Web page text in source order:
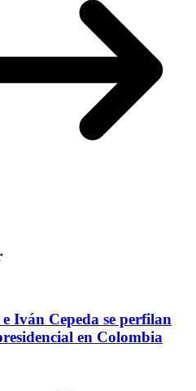
Iván Cepeda se perfilan
en Colombia